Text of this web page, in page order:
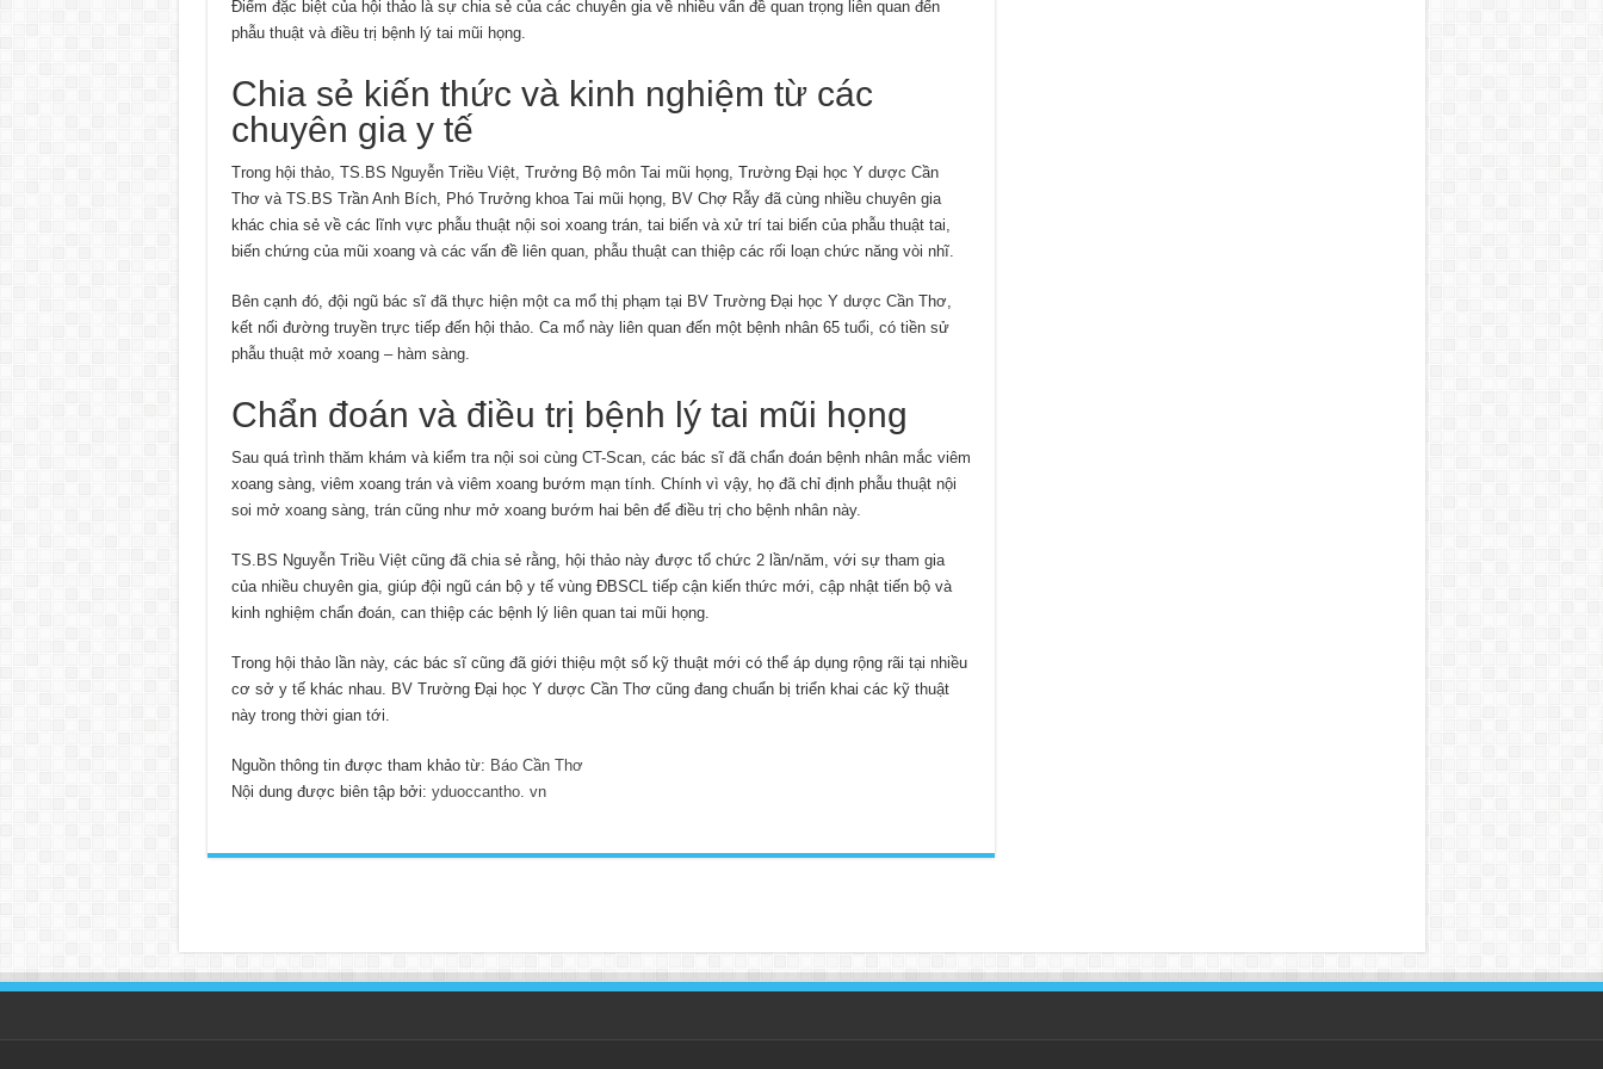
Điểm đặc biệt của hội thảo là sự chia sẻ của các chuyên gia về nhiều vấn đề quan trọng liên quan đến
phẫu thuật và điều trị bệnh lý tai mũi họng.
Chia sẻ kiến thức và kinh nghiệm từ các
chuyên gia y tế
Trong hội thảo, TS.BS Nguyễn Triều Việt, Trưởng Bộ môn Tai mũi họng, Trường Đại học Y dược Cần
Thơ và TS.BS Trần Anh Bích, Phó Trưởng khoa Tai mũi họng, BV Chợ Rẫy đã cùng nhiều chuyên gia
khác chia sẻ về các lĩnh vực phẫu thuật nội soi xoang trán, tai biến và xử trí tai biến của phẫu thuật tai,
biến chứng của mũi xoang và các vấn đề liên quan, phẫu thuật can thiệp các rối loạn chức năng vòi nhĩ.
Bên cạnh đó, đội ngũ bác sĩ đã thực hiện một ca mổ thị phạm tại BV Trường Đại học Y dược Cần Thơ,
kết nối đường truyền trực tiếp đến hội thảo. Ca mổ này liên quan đến một bệnh nhân 65 tuổi, có tiền sử
phẫu thuật mở xoang – hàm sàng.
Chẩn đoán và điều trị bệnh lý tai mũi họng
Sau quá trình thăm khám và kiểm tra nội soi cùng CT-Scan, các bác sĩ đã chẩn đoán bệnh nhân mắc viêm
xoang sàng, viêm xoang trán và viêm xoang bướm mạn tính. Chính vì vậy, họ đã chỉ định phẫu thuật nội
soi mở xoang sàng, trán cũng như mở xoang bướm hai bên để điều trị cho bệnh nhân này.
TS.BS Nguyễn Triều Việt cũng đã chia sẻ rằng, hội thảo này được tổ chức 2 lần/năm, với sự tham gia
của nhiều chuyên gia, giúp đội ngũ cán bộ y tế vùng ĐBSCL tiếp cận kiến thức mới, cập nhật tiến bộ và
kinh nghiệm chẩn đoán, can thiệp các bệnh lý liên quan tai mũi họng.
Trong hội thảo lần này, các bác sĩ cũng đã giới thiệu một số kỹ thuật mới có thể áp dụng rộng rãi tại nhiều
cơ sở y tế khác nhau. BV Trường Đại học Y dược Cần Thơ cũng đang chuẩn bị triển khai các kỹ thuật
này trong thời gian tới.
Nguồn thông tin được tham khảo từ: Báo Cần Thơ
Nội dung được biên tập bởi: yduoccantho. vn